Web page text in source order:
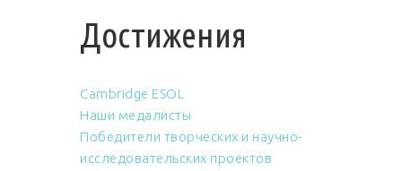
Достижения
Cambridge ESOL
Наши медалисты
Победители творческих и научно-
исследовательских проектов